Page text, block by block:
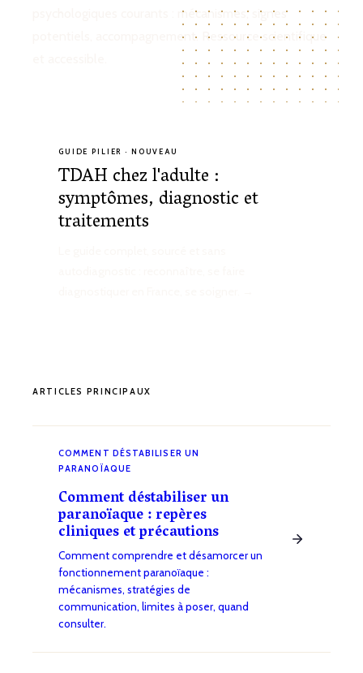
psychologiques courants : mécanismes, signes
potentiels, accompagnement. Ressource scientifique
GUIDE PILIER · NOUVEAU
TDAH chez l'adulte :
symptômes, diagnostic et
traitements
ARTICLES PRINCIPAUX
COMMENT DÉSTABILISER UN
PARANOÏAQUE
Comment déstabiliser un
paranoïaque : repères
cliniques et précautions
Comment comprendre et désamorcer un
fonctionnement paranoïaque :
mécanismes, stratégies de
communication, limites à poser, quand
consulter.